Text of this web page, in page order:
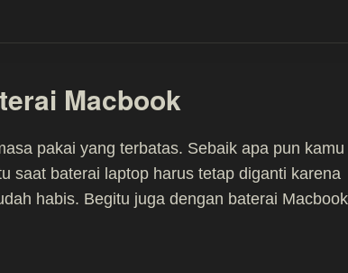
Macbook
pakai yang terbatas. Sebaik apa pun kamu
saat baterai laptop harus tetap diganti karena
habis. Begitu juga dengan baterai